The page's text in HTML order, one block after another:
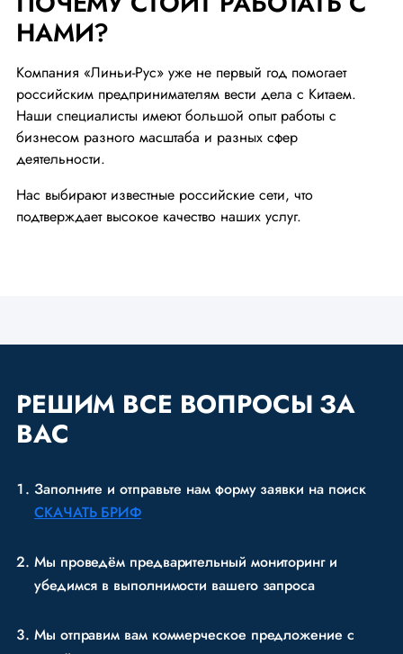
НАМИ?
Компания «Линьи-Рус» уже не первый год помогает
российским предпринимателям вести дела с Китаем.
Наши специалисты имеют большой опыт работы с
бизнесом разного масштаба и разных сфер
деятельности.
Нас выбирают известные российские сети, что
подтверждает высокое качество наших услуг.
РЕШИМ ВСЕ ВОПРОСЫ ЗА
ВАС
Заполните и отправьте нам форму заявки на поиск
СКАЧАТЬ БРИФ
Мы проведём предварительный мониторинг и
убедимся в выполнимости вашего запроса
Мы отправим вам коммерческое предложение с